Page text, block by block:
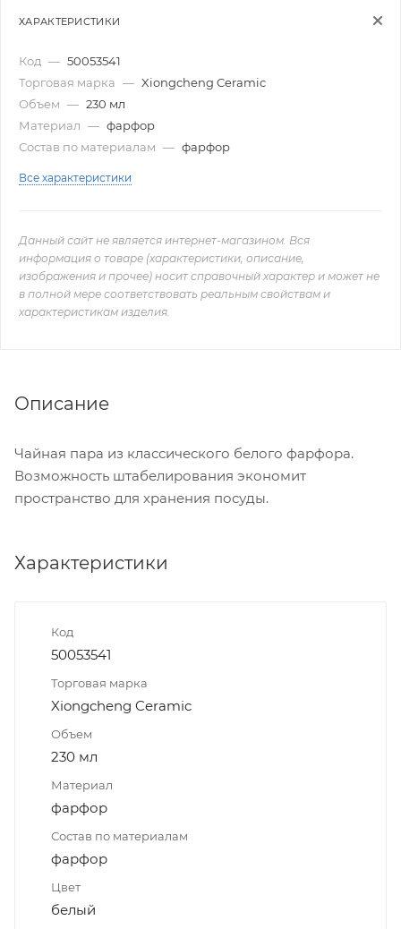
ХАРАКТЕРИСТИКИ
Код — 50053541
Торговая марка — Xiongcheng Ceramic
Объем — 230 мл
Материал — фарфор
Состав по материалам — фарфор
Все характеристики
Данный сайт не является интернет-магазином. Вся
информация о товаре (характеристики, описание,
изображения и прочее) носит справочный характер и может не
в полной мере соответствовать реальным свойствам и
характеристикам изделия.
Описание
Чайная пара из классического белого фарфора.
Возможность штабелирования экономит
пространство для хранения посуды.
Характеристики
Код
50053541
Торговая марка
Xiongcheng Ceramic
Объем
230 мл
Материал
фарфор
Состав по материалам
фарфор
Цвет
белый